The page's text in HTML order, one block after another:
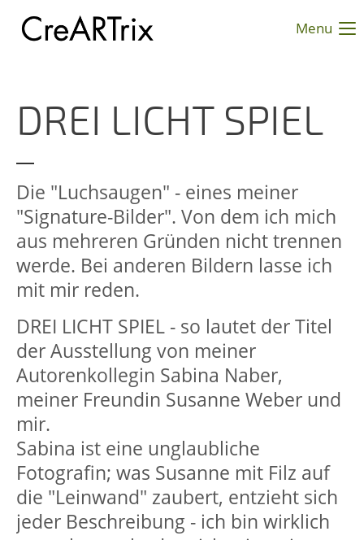
Login
Anmelden
Register Lost your password?
Support
Lorem ipsum dolor sit amet:
24h/ 365days
We offer support for our customers
Mon - Fri 8:00am - 5:00pm (GMT +1)
Menu
DREI LICHT SPIEL
Die "Luchsaugen" - eines meiner
"Signature-Bilder". Von dem ich mich
aus mehreren Gründen nicht trennen
werde. Bei anderen Bildern lasse ich
mit mir reden.
DREI LICHT SPIEL - so lautet der Titel
der Ausstellung von meiner
Autorenkollegin Sabina Naber,
meiner Freundin Susanne Weber und
mir.
Sabina ist eine unglaubliche
Fotografin; was Susanne mit Filz auf
die "Leinwand" zaubert, entzieht sich
jeder Beschreibung - ich bin wirklich